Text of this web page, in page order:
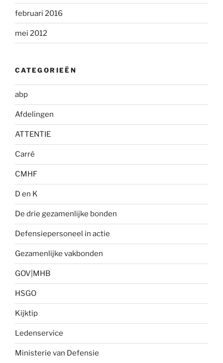
februari 2016
mei 2012
CATEGORIEËN
abp
Afdelingen
ATTENTIE
Carré
CMHF
D en K
De drie gezamenlijke bonden
Defensiepersoneel in actie
Gezamenlijke vakbonden
GOV|MHB
HSGO
Kijktip
Ledenservice
Ministerie van Defensie